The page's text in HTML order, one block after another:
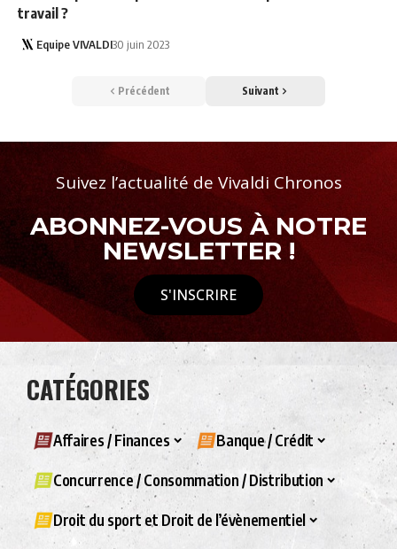
travail ?
Equipe VIVALDI30 juin 2023
Précédent Suivant
Suivez l’actualité de Vivaldi Chronos
ABONNEZ-VOUS À NOTRE
NEWSLETTER !
S'INSCRIRE
CATÉGORIES
Affaires / Finances Banque / Crédit
Concurrence / Consommation / Distribution
Droit du sport et Droit de l’évènementiel